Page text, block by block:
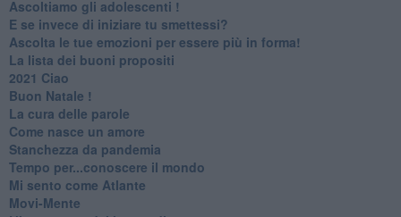
Ascoltiamo gli adolescenti !
​E se invece di iniziare tu smettessi?
​Ascolta le tue emozioni per essere più in forma!
​La lista dei buoni propositi
2021 Ciao
Buon Natale !
​La cura delle parole
​Come nasce un amore
Stanchezza da pandemia
​Tempo per...conoscere il mondo
​Mi sento come Atlante
​Movi-Mente